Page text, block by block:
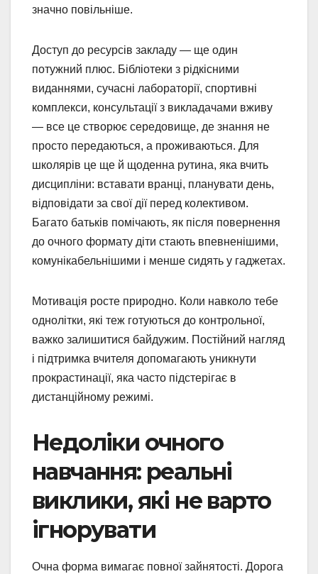
значно повільніше.
Доступ до ресурсів закладу — ще один
потужний плюс. Бібліотеки з рідкісними
виданнями, сучасні лабораторії, спортивні
комплекси, консультації з викладачами вживу
— все це створює середовище, де знання не
просто передаються, а проживаються. Для
школярів це ще й щоденна рутина, яка вчить
дисципліни: вставати вранці, планувати день,
відповідати за свої дії перед колективом.
Багато батьків помічають, як після повернення
до очного формату діти стають впевненішими,
комунікабельнішими і менше сидять у гаджетах.
Мотивація росте природно. Коли навколо тебе
однолітки, які теж готуються до контрольної,
важко залишитися байдужим. Постійний нагляд
і підтримка вчителя допомагають уникнути
прокрастинації, яка часто підстерігає в
дистанційному режимі.
Недоліки очного
навчання: реальні
виклики, які не варто
ігнорувати
Очна форма вимагає повної зайнятості. Дорога